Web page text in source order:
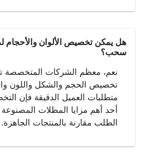
هل يمكن تخصيص الألوان والأحجام
سحب؟
نعم، معظم الشركات المتخصصة
تخصيص الحجم والشكل واللون
متطلبات العميل الدقيقة فإن
أحد أهم مزايا المظلات
الطلب مقارنة بالمنتجات الجاهزة.